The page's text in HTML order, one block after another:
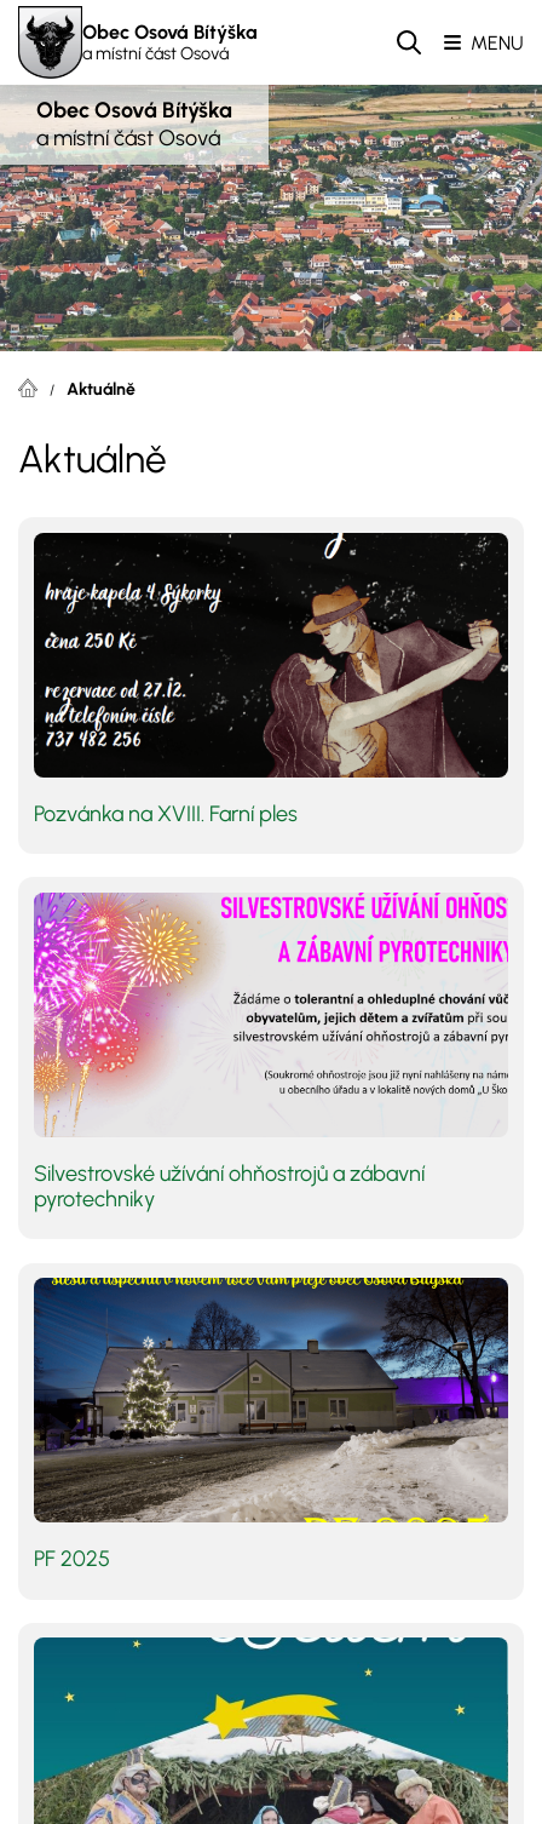
Obec Osová Bítýška
a místní část Osová MENU
Obec Osová Bítýška
a místní část Osová
Aktuálně
Aktuálně
Pozvánka na XVIII. Farní ples
Silvestrovské užívání ohňostrojů a zábavní
pyrotechniky
PF 2025